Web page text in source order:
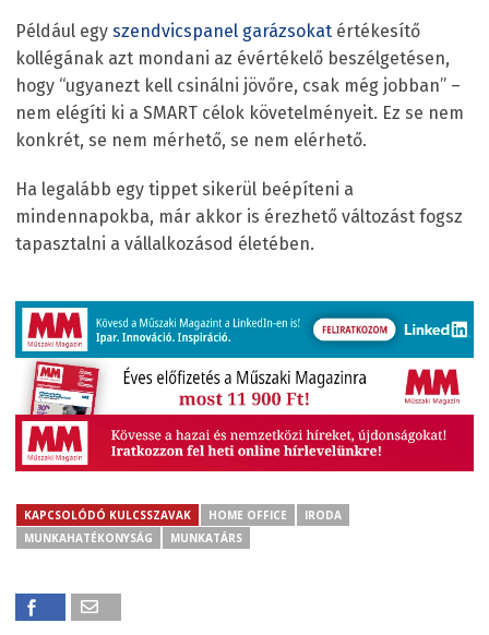
Például egy szendvicspanel garázsokat értékesítő
kollégának azt mondani az évértékelő beszélgetésen,
hogy “ugyanezt kell csinálni jövőre, csak még jobban” –
nem elégíti ki a SMART célok követelményeit. Ez se nem
konkrét, se nem mérhető, se nem elérhető.
Ha legalább egy tippet sikerül beépíteni a
mindennapokba, már akkor is érezhető változást fogsz
tapasztalni a vállalkozásod életében.
KAPCSOLÓDÓ KULCSSZAVAK HOME OFFICE
IRODA
MUNKAHATÉKONYSÁG
MUNKATÁRS